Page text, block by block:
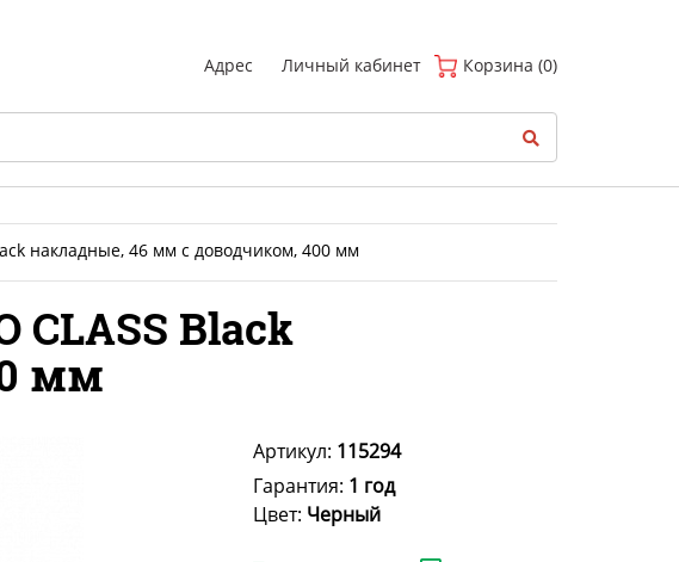
Адрес Личный кабинет Корзина (0)
накладные, 46 мм с доводчиком, 400 мм
Black
мм
Артикул: 115294
Гарантия: 1 год
Цвет: Черный